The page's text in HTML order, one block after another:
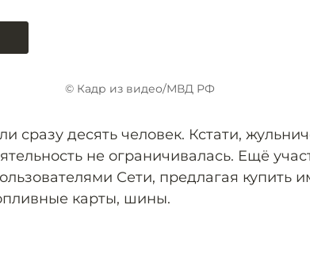
© Кадр из видео/МВД РФ
сразу десять человек. Кстати,
не ограничивалась. Ещё
Сети, предлагая купить
карты, шины.